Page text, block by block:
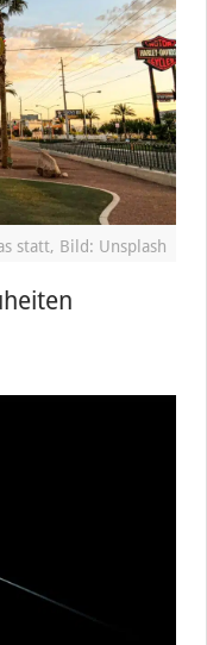
statt, Bild: Unsplash